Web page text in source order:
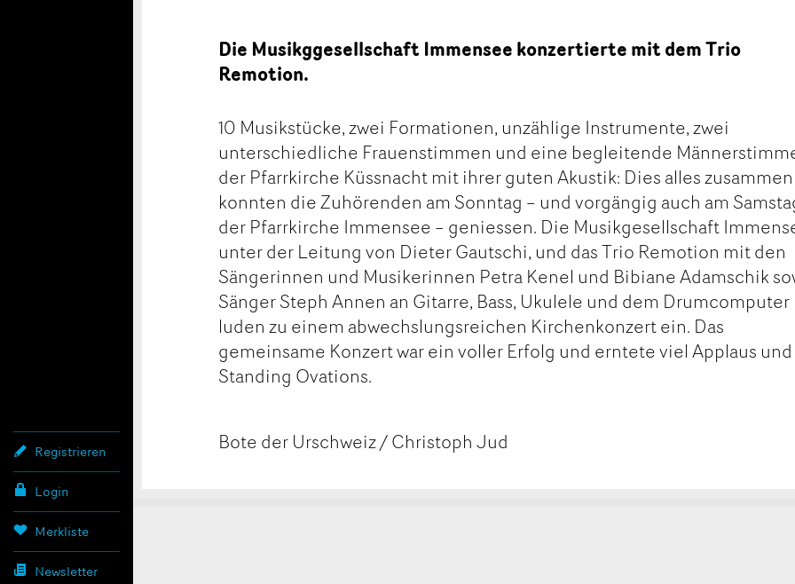
Registrieren
Login
Merkliste
Newsletter
Die Musikggesellschaft Immensee konzertierte mit dem Trio
Remotion.
10 Musikstücke, zwei Formationen, unzählige Instrumente, zwei
unterschiedliche Frauenstimmen und eine begleitende
der Pfarrkirche Küssnacht mit ihrer guten Akustik: Dies alles zusammen
konnten die Zuhörenden am Sonntag – und vorgängig auch am
der Pfarrkirche Immensee – geniessen. Die Musikgesellschaft
unter der Leitung von Dieter Gautschi, und das Trio Remotion mit den
Sängerinnen und Musikerinnen Petra Kenel und Bibiane Adamschik
Sänger Steph Annen an Gitarre, Bass, Ukulele und dem Drumcomputer
luden zu einem abwechslungsreichen Kirchenkonzert ein. Das
gemeinsame Konzert war ein voller Erfolg und erntete viel Applaus und
Standing Ovations.
Bote der Urschweiz / Christoph Jud